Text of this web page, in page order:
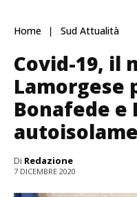
Home Sud Attualità
Covid-19, il
Lamorgese
Bonafede e
Di Redazione
7 DICEMBRE 2020